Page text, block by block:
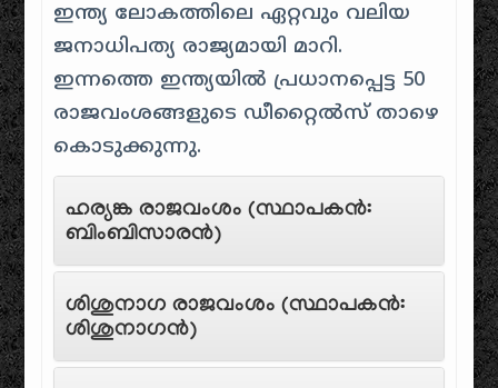
ഇന്ത്യ ലോകത്തിലെ ഏറ്റവും വലിയ
ജനാധിപത്യ രാജ്യമായി മാറി.
ഇന്നത്തെ ഇന്ത്യയിൽ പ്രധാനപ്പെട്ട 50
രാജവംശങ്ങളുടെ ഡീറ്റൈൽസ് താഴെ
കൊടുക്കുന്നു.
ഹര്യങ്ക രാജവംശം (സ്ഥാപകൻ:
ബിംബിസാരൻ)
ശിശുനാഗ രാജവംശം (സ്ഥാപകൻ:
ശിശുനാഗൻ)